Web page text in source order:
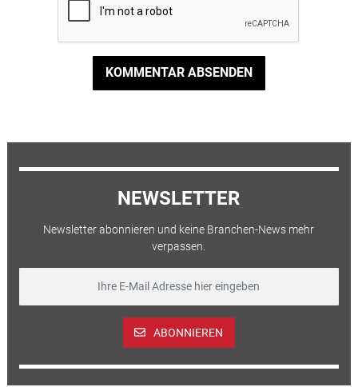
KOMMENTAR ABSENDEN
NEWSLETTER
Newsletter abonnieren und keine Branchen-News mehr
verpassen.
ABONNIEREN